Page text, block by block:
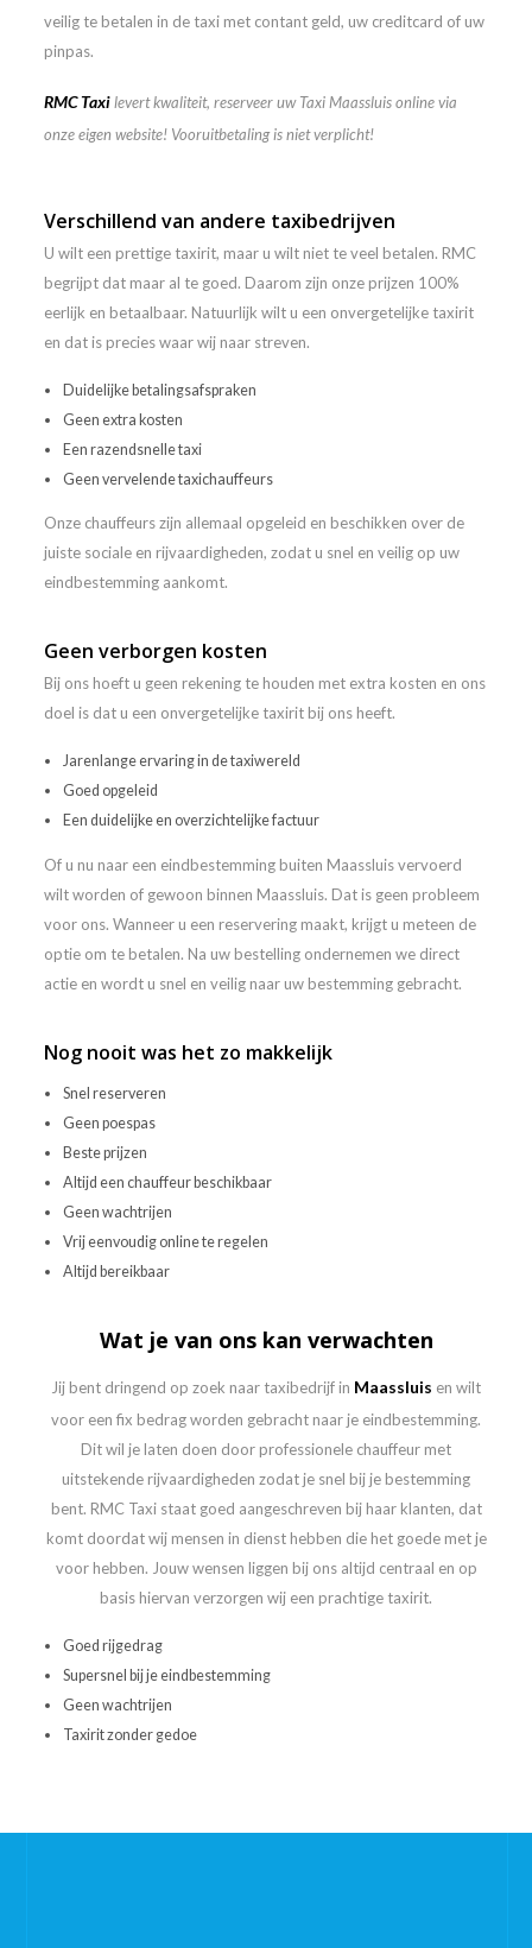
veilig te betalen in de taxi met contant geld, uw creditcard of uw
pinpas.
RMC Taxilevert kwaliteit, reserveer uw Taxi Maassluis online via
onze eigen website! Vooruitbetaling is niet verplicht!
Verschillend van andere taxibedrijven
U wilt een prettige taxirit, maar u wilt niet te veel betalen. RMC
begrijpt dat maar al te goed. Daarom zijn onze prijzen 100%
eerlijk en betaalbaar. Natuurlijk wilt u een onvergetelijke taxirit
en dat is precies waar wij naar streven.
Duidelijke betalingsafspraken
Geen extra kosten
Een razendsnelle taxi
Geen vervelende taxichauffeurs
Onze chauffeurs zijn allemaal opgeleid en beschikken over de
juiste sociale en rijvaardigheden, zodat u snel en veilig op uw
eindbestemming aankomt.
Geen verborgen kosten
Bij ons hoeft u geen rekening te houden met extra kosten en ons
doel is dat u een onvergetelijke taxirit bij ons heeft.
Jarenlange ervaring in de taxiwereld
Goed opgeleid
Een duidelijke en overzichtelijke factuur
Of u nu naar een eindbestemming buiten Maassluis vervoerd
wilt worden of gewoon binnen Maassluis. Dat is geen probleem
voor ons. Wanneer u een reservering maakt, krijgt u meteen de
optie om te betalen. Na uw bestelling ondernemen we direct
actie en wordt u snel en veilig naar uw bestemming gebracht.
Nog nooit was het zo makkelijk
Snel reserveren
Geen poespas
Beste prijzen
Altijd een chauffeur beschikbaar
Geen wachtrijen
Vrij eenvoudig online te regelen
Altijd bereikbaar
Wat je van ons kan verwachten
Jij bent dringend op zoek naar taxibedrijf in Maassluis en wilt
voor een fix bedrag worden gebracht naar je eindbestemming.
Dit wil je laten doen door professionele chauffeur met
uitstekende rijvaardigheden zodat je snel bij je bestemming
bent. RMC Taxi staat goed aangeschreven bij haar klanten, dat
komt doordat wij mensen in dienst hebben die het goede met je
voor hebben. Jouw wensen liggen bij ons altijd centraal en op
basis hiervan verzorgen wij een prachtige taxirit.
Goed rijgedrag
Supersnel bij je eindbestemming
Geen wachtrijen
Taxirit zonder gedoe